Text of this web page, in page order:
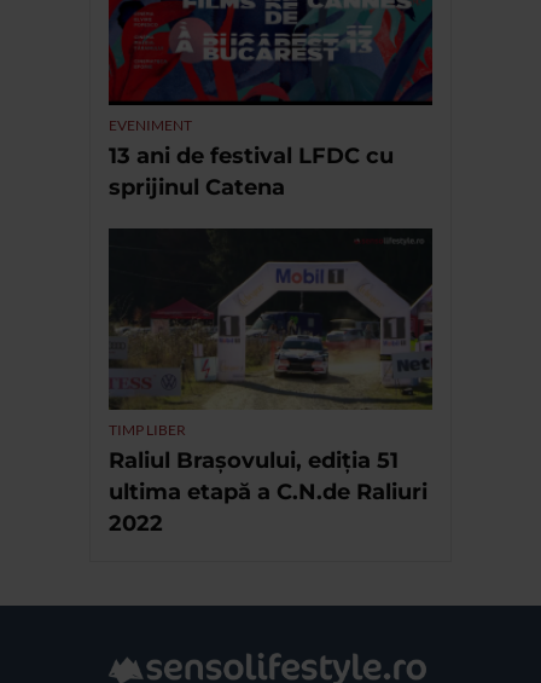
EVENIMENT
13 ani de festival LFDC cu
sprijinul Catena
TIMP LIBER
Raliul Brașovului, ediția 51
ultima etapă a C.N.de Raliuri
2022